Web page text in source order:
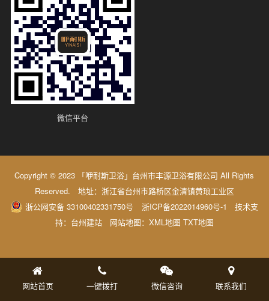
微信平台
Copyright © 2023 「咿耐斯卫浴」台州市丰源卫浴有限公司 All Rights
Reserved. 地址：浙江省台州市路桥区金清镇黄琅工业区
浙公网安备 33100402331750号
浙ICP备2022014960号-1
技术支
持： 台州建站网站地图： XML地图 TXT地图
网站首页 一键拨打 微信咨询 联系我们